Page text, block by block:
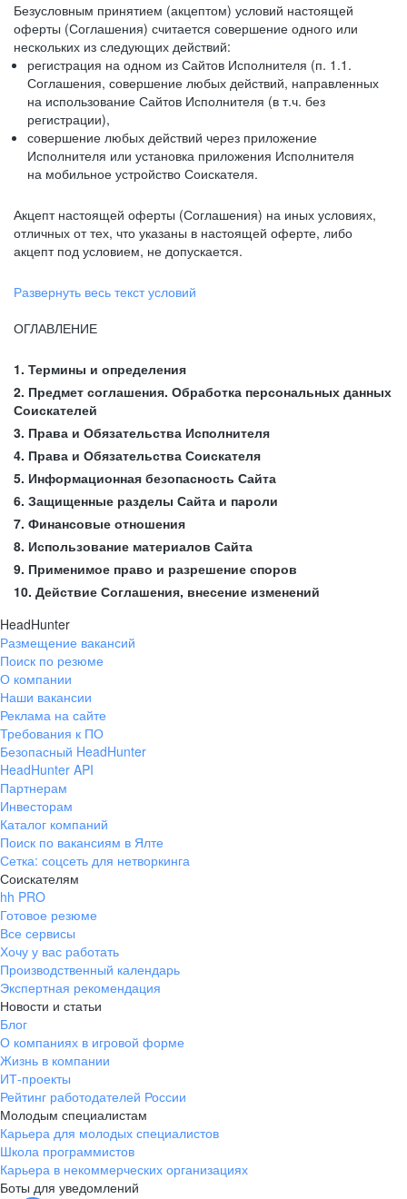
Безусловным принятием (акцептом) условий настоящей
оферты (Соглашения) считается совершение одного или
нескольких из следующих действий:
регистрация на одном из Сайтов Исполнителя (п. 1.1.
Соглашения, совершение любых действий, направленных
на использование Сайтов Исполнителя (в т.ч. без
регистрации),
совершение любых действий через приложение
Исполнителя или установка приложения Исполнителя
на мобильное устройство Соискателя.
Акцепт настоящей оферты (Соглашения) на иных условиях,
отличных от тех, что указаны в настоящей оферте, либо
акцепт под условием, не допускается.
Развернуть весь текст условий
ОГЛАВЛЕНИЕ
1. Термины и определения
2. Предмет соглашения. Обработка персональных данных
Соискателей
3. Права и Обязательства Исполнителя
4. Права и Обязательства Соискателя
5. Информационная безопасность Сайта
6. Защищенные разделы Сайта и пароли
7. Финансовые отношения
8. Использование материалов Сайта
9. Применимое право и разрешение споров
10. Действие Соглашения, внесение изменений
HeadHunter
Размещение вакансий
Поиск по резюме
О компании
Наши вакансии
Реклама на сайте
Требования к ПО
Безопасный HeadHunter
HeadHunter API
Партнерам
Инвесторам
Каталог компаний
Поиск по вакансиям в Ялте
Сетка: соцсеть для нетворкинга
Соискателям
hh PRO
Готовое резюме
Все сервисы
Хочу у вас работать
Производственный календарь
Экспертная рекомендация
Новости и статьи
Блог
О компаниях в игровой форме
Жизнь в компании
ИТ-проекты
Рейтинг работодателей России
Молодым специалистам
Карьера для молодых специалистов
Школа программистов
Карьера в некоммерческих организациях
Боты для уведомлений